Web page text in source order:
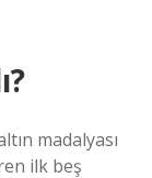
madalyası
ilk beş